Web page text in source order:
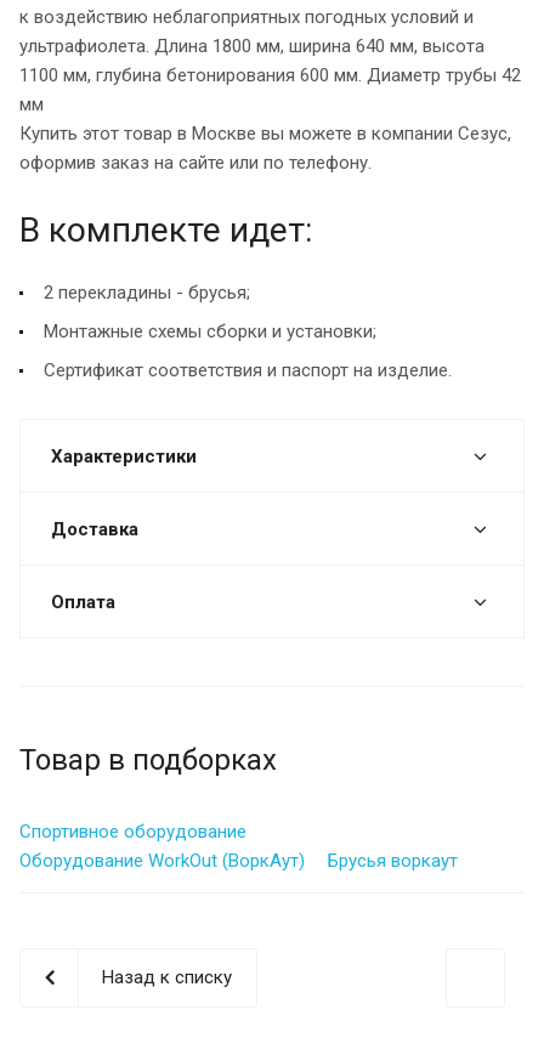
к воздействию неблагоприятных погодных условий и
ультрафиолета. Длина 1800 мм, ширина 640 мм, высота
1100 мм, глубина бетонирования 600 мм. Диаметр трубы 42
мм
Купить этот товар в Москве вы можете в компании Сезус,
оформив заказ на сайте или по телефону.
В комплекте идет:
2 перекладины - брусья;
Монтажные схемы сборки и установки;
Сертификат соответствия и паспорт на изделие.
Характеристики
Доставка
Оплата
Товар в подборках
Спортивное оборудование
Оборудование WorkOut (ВоркАут)
Брусья воркаут
Назад к списку